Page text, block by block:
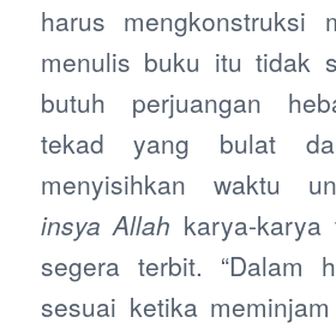
harus mengkonstruksi
menulis buku itu tidak
butuh perjuangan
tekad yang bulat
menyisihkan waktu
insya Allah karya-karya
segera terbit. “Dalam
sesuai ketika